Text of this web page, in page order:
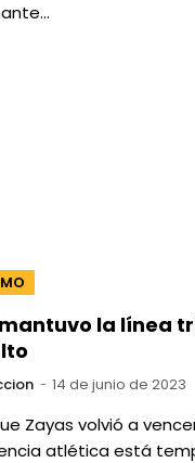
la línea
14 de junio de 2023
Zayas volvió a
atlética está